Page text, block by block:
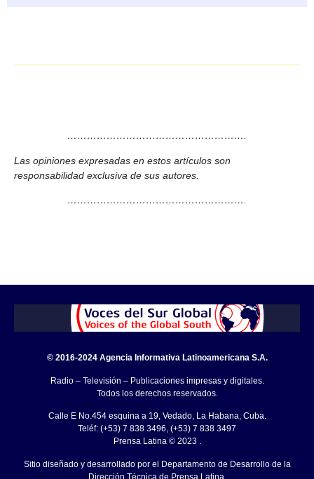
……………………………………………….
Las opiniones expresadas en estos artículos son
responsabilidad exclusiva de sus autores.
……………………………………………….
© 2016-2024 Agencia Informativa Latinoamericana S.A.
Radio – Televisión – Publicaciones impresas y digitales.
Todos los derechos reservados.
Calle E No.454 esquina a 19, Vedado, La Habana, Cuba.
Teléf: (+53) 7 838 3496, (+53) 7 838 3497
Prensa Latina © 2023 .
Sitio diseñado y desarrollado por el Departamento de Desarrollo de la
Dirección Técnica de Prensa Latina.